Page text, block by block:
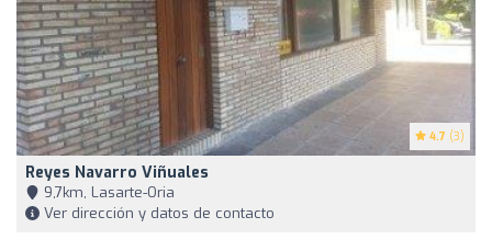
4.7 (3)
Reyes Navarro Viñuales
9,7km, Lasarte-Oria
Ver dirección y datos de contacto